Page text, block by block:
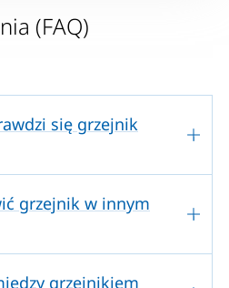
(FAQ)
się grzejnik
grzejnik w innym
grzejnikiem